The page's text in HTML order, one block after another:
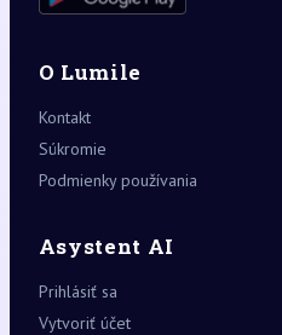
O Lumile
Kontakt
Súkromie
Podmienky používania
Asystent AI
Prihlásiť sa
Vytvoriť účet